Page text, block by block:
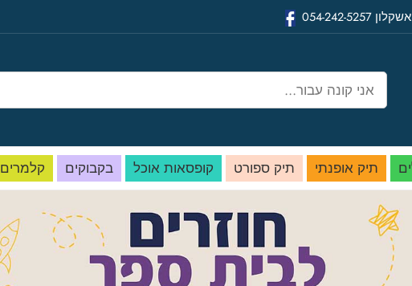
אשקלון 054-242-5257
תיק אופנתי תיק ספורט קופסאות אוכל בקבוקים קלמרים